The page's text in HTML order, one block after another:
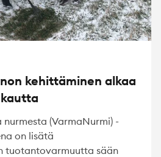
kehittäminen alkaa
(VarmaNurmi) -
on lisätä
tuotantovarmuutta sään